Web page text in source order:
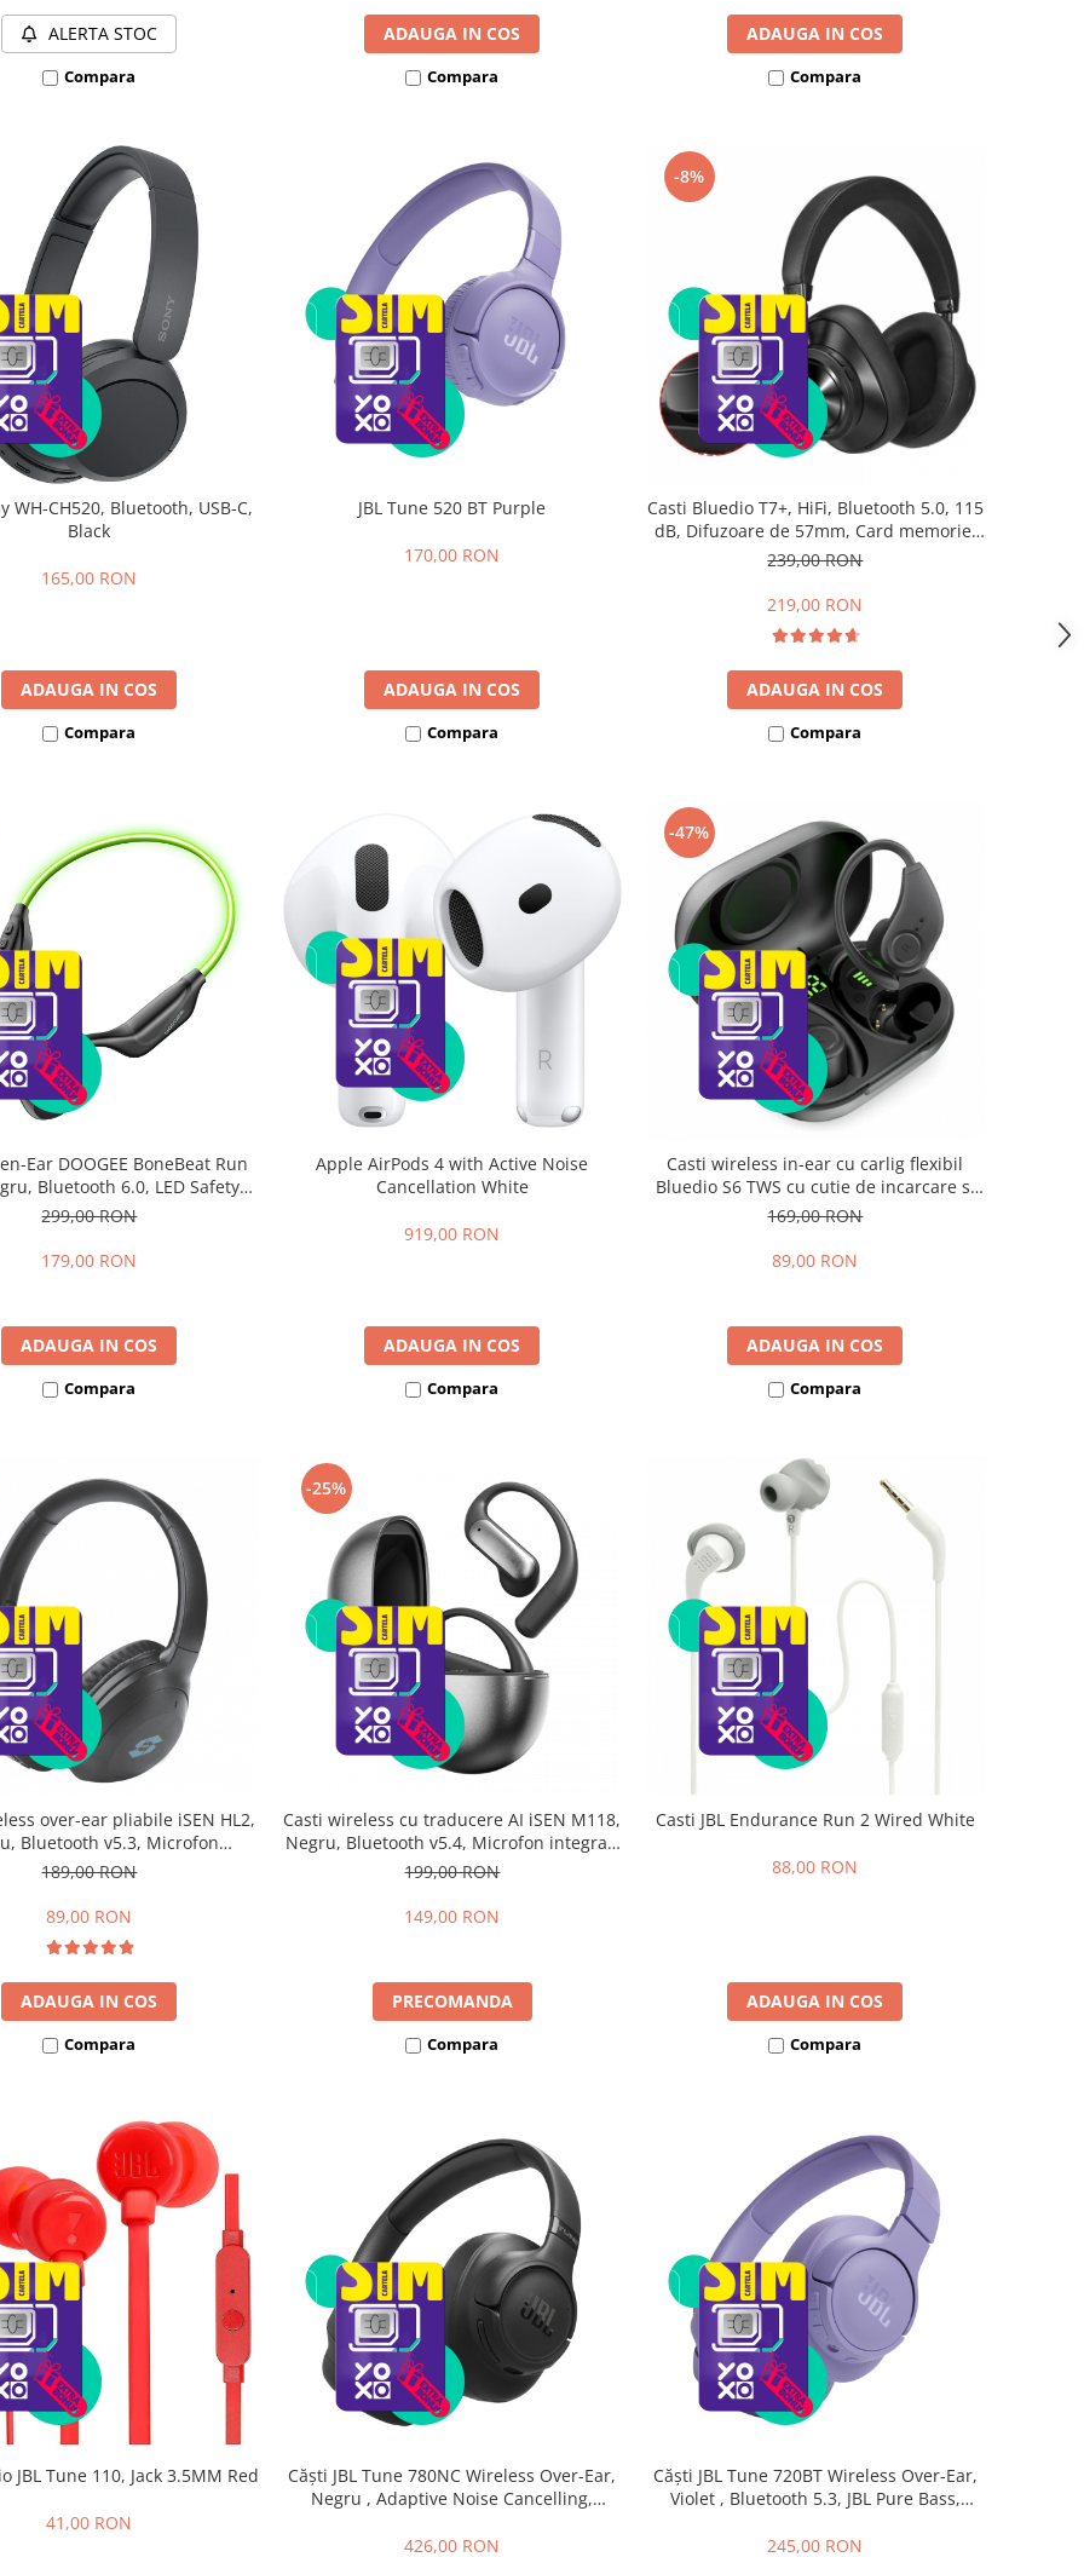
ALERTA STOC
Compara
ADAUGA IN COS
Compara
ADAUGA IN COS
Compara
WH-CH520, Bluetooth, USB-C,
Black
165,00 RON
ADAUGA IN COS
Compara
JBL Tune 520 BT Purple
170,00 RON
ADAUGA IN COS
Compara
-8%
Casti Bluedio T7+, HiFi, Bluetooth 5.0, 115
dB, Difuzoare de 57mm, Card memorie,
Control vocal, 4 microfoane, Izolare
239,00 RON
219,00 RON
ADAUGA IN COS
Compara
Ear DOOGEE BoneBeat Run
Bluetooth 6.0, LED Safety
10h Autonomie, Dual Device
299,00 RON
179,00 RON
ADAUGA IN COS
Compara
Apple AirPods 4 with Active Noise
Cancellation White
919,00 RON
ADAUGA IN COS
Compara
-47%
Casti wireless in-ear cu carlig flexibil
Bluedio S6 TWS cu cutie de incarcare si
transport Negru, Bluetooth 5.1, Control
169,00 RON
89,00 RON
ADAUGA IN COS
Compara
over-ear pliabile iSEN HL2,
Bluetooth v5.3, Microfon
ANC (active noise cancelling),
189,00 RON
89,00 RON
ADAUGA IN COS
Compara
-25%
Casti wireless cu traducere AI iSEN M118,
Negru, Bluetooth v5.4, Microfon integrat,
Sunet HIFI, Afisaj digital al bateriei,
Traducere + Transcriere
199,00 RON
149,00 RON
PRECOMANDA
Compara
Casti JBL Endurance Run 2 Wired White
88,00 RON
ADAUGA IN COS
Compara
JBL Tune 110, Jack 3.5MM Red
41,00 RON
Căști JBL Tune 780NC Wireless Over-Ear,
Negru , Adaptive Noise Cancelling,
76h, Multipoint, Microfon, Pliabile
426,00 RON
Căști JBL Tune 720BT Wireless Over-Ear,
Violet , Bluetooth 5.3, JBL Pure Bass,
Pliabile
245,00 RON